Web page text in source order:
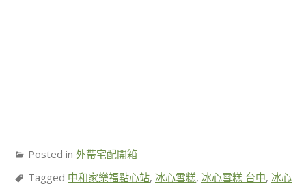
Posted in 外帶宅配開箱
Tagged 中和家樂福點心站, 冰心雪糕, 冰心雪糕 台中, 冰心